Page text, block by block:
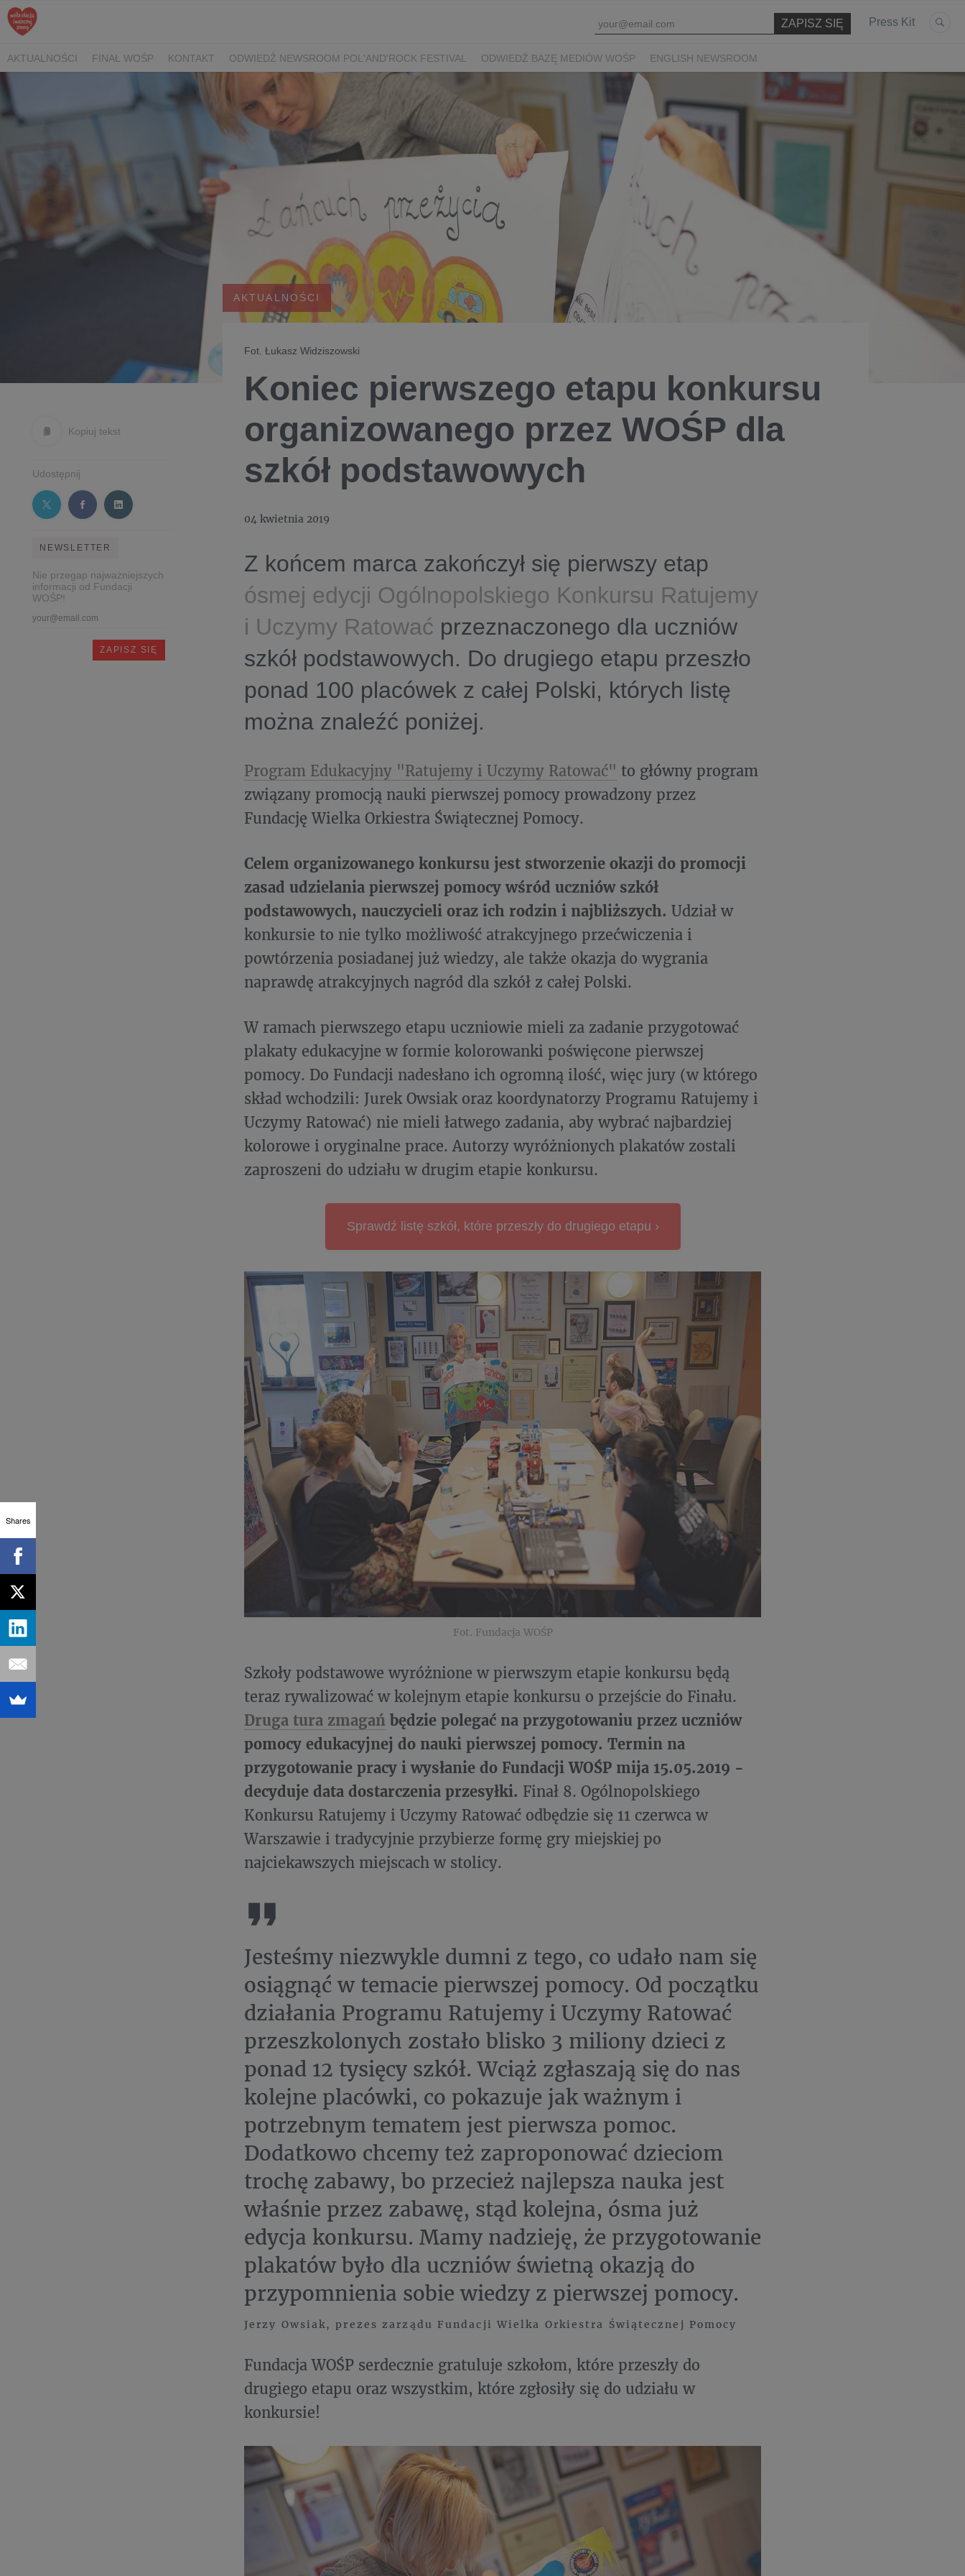
Press Kit
AKTUALNOŚCI FINAŁ WOŚP KONTAKT ODWIEDŹ NEWSROOM POL'AND'ROCK FESTIVAL ODWIEDŹ BAZĘ MEDIÓW WOŚP ENGLISH NEWSROOM
Kopiuj tekst
Udostępnij
NEWSLETTER
Nie przegap najważniejszych
informacji od Fundacji
WOŚP!
AKTUALNOŚCI
Fot. Łukasz Widziszowski
Koniec pierwszego etapu konkursu
organizowanego przez WOŚP dla
szkół podstawowych
04 kwietnia 2019
Z końcem marca zakończył się pierwszy etap
ósmej edycji Ogólnopolskiego Konkursu Ratujemy
i Uczymy Ratować przeznaczonego dla uczniów
szkół podstawowych. Do drugiego etapu przeszło
ponad 100 placówek z całej Polski, których listę
można znaleźć poniżej.
Program Edukacyjny "Ratujemy i Uczymy Ratować" to główny program
związany promocją nauki pierwszej pomocy prowadzony przez
Fundację Wielka Orkiestra Świątecznej Pomocy.
Celem organizowanego konkursu jest stworzenie okazji do promocji
zasad udzielania pierwszej pomocy wśród uczniów szkół
podstawowych, nauczycieli oraz ich rodzin i najbliższych. Udział w
konkursie to nie tylko możliwość atrakcyjnego przećwiczenia i
powtórzenia posiadanej już wiedzy, ale także okazja do wygrania
naprawdę atrakcyjnych nagród dla szkół z całej Polski.
W ramach pierwszego etapu uczniowie mieli za zadanie przygotować
plakaty edukacyjne w formie kolorowanki poświęcone pierwszej
pomocy. Do Fundacji nadesłano ich ogromną ilość, więc jury (w którego
skład wchodzili: Jurek Owsiak oraz koordynatorzy Programu Ratujemy i
Uczymy Ratować) nie mieli łatwego zadania, aby wybrać najbardziej
kolorowe i oryginalne prace. Autorzy wyróżnionych plakatów zostali
zaproszeni do udziału w drugim etapie konkursu.
Sprawdź listę szkół, które przeszły do drugiego etapu ›
Fot. Fundacja WOŚP
Szkoły podstawowe wyróżnione w pierwszym etapie konkursu będą
teraz rywalizować w kolejnym etapie konkursu o przejście do Finału.
Druga tura zmagań będzie polegać na przygotowaniu przez uczniów
pomocy edukacyjnej do nauki pierwszej pomocy. Termin na
przygotowanie pracy i wysłanie do Fundacji WOŚP mija 15.05.2019 -
decyduje data dostarczenia przesyłki. Finał 8. Ogólnopolskiego
Konkursu Ratujemy i Uczymy Ratować odbędzie się 11 czerwca w
Warszawie i tradycyjnie przybierze formę gry miejskiej po
najciekawszych miejscach w stolicy.
Jesteśmy niezwykle dumni z tego, co udało nam się
osiągnąć w temacie pierwszej pomocy. Od początku
działania Programu Ratujemy i Uczymy Ratować
przeszkolonych zostało blisko 3 miliony dzieci z
ponad 12 tysięcy szkół. Wciąż zgłaszają się do nas
kolejne placówki, co pokazuje jak ważnym i
potrzebnym tematem jest pierwsza pomoc.
Dodatkowo chcemy też zaproponować dzieciom
trochę zabawy, bo przecież najlepsza nauka jest
właśnie przez zabawę, stąd kolejna, ósma już
edycja konkursu. Mamy nadzieję, że przygotowanie
plakatów było dla uczniów świetną okazją do
przypomnienia sobie wiedzy z pierwszej pomocy.
Jerzy Owsiak, prezes zarządu Fundacji Wielka Orkiestra Świątecznej Pomocy
Fundacja WOŚP serdecznie gratuluje szkołom, które przeszły do
drugiego etapu oraz wszystkim, które zgłosiły się do udziału w
konkursie!
Shares